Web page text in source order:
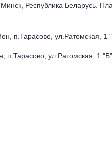
Республика Беларусь.
п.Тарасово, ул.Ратомская, 1
п.Тарасово, ул.Ратомская, 1